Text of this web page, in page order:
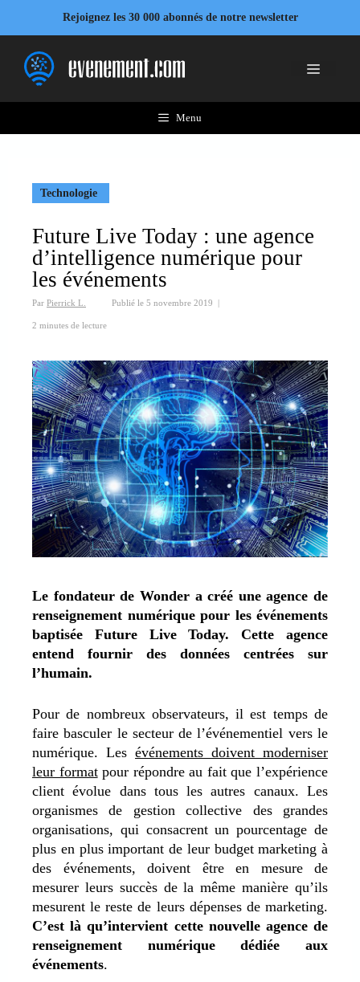
contenu
Rejoignez les 30 000 abonnés de notre newsletter
Menu
Menu
Technologie
Future Live Today : une agence
d’intelligence numérique pour
les événements
Par Pierrick L. Publié le 5 novembre 2019 |
2 minutes de lecture
Le fondateur de Wonder a créé une agence de
renseignement numérique pour les événements
baptisée Future Live Today. Cette agence
entend fournir des données centrées sur
l’humain.
Pour de nombreux observateurs, il est temps de
faire basculer le secteur de l’événementiel vers le
numérique. Les événements doivent moderniser
leur formatpour répondre au fait que l’expérience
client évolue dans tous les autres canaux. Les
organismes de gestion collective des grandes
organisations, qui consacrent un pourcentage de
plus en plus important de leur budget marketing à
des événements, doivent être en mesure de
mesurer leurs succès de la même manière qu’ils
mesurent le reste de leurs dépenses de marketing.
C’est là qu’intervient cette nouvelle agence de
renseignement numérique dédiée aux
événements.